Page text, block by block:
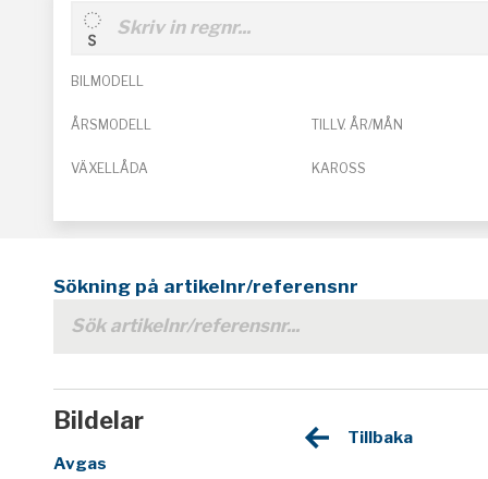
BILMODELL
ÅRSMODELL TILLV. ÅR/MÅN
VÄXELLÅDA KAROSS
Sökning på artikelnr/referensnr
Bildelar
Avgas
Tillbaka